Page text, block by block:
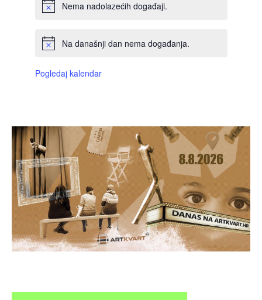
Nema nadolazećih događaji.
Na današnji dan nema događanja.
Pogledaj kalendar